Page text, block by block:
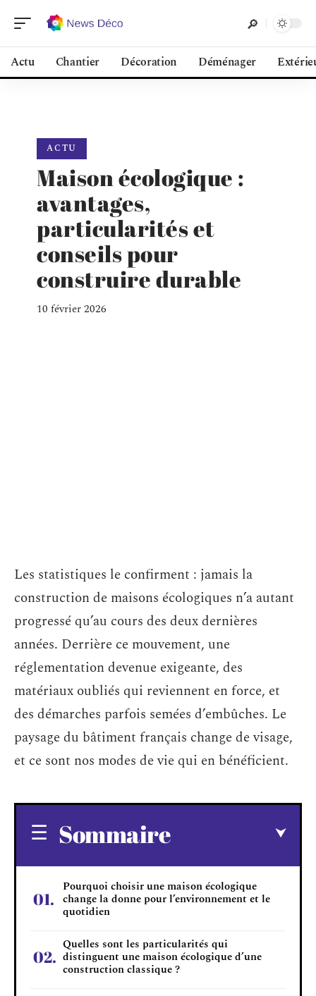
Actu Chantier Décoration Déménager
ACTU
Maison écologique :
avantages,
particularités et
conseils pour
construire durable
10 février 2026
Les statistiques le confirment : jamais la
construction de maisons écologiques n’a autant
progressé qu’au cours des deux dernières
années. Derrière ce mouvement, une
réglementation devenue exigeante, des
matériaux oubliés qui reviennent en force, et
des démarches parfois semées d’embûches. Le
paysage du bâtiment français change de visage,
et ce sont nos modes de vie qui en bénéficient.
Sommaire
Pourquoi choisir une maison écologique
change la donne pour l’environnement et le
quotidien
Quelles sont les particularités qui
distinguent une maison écologique d’une
construction classique ?